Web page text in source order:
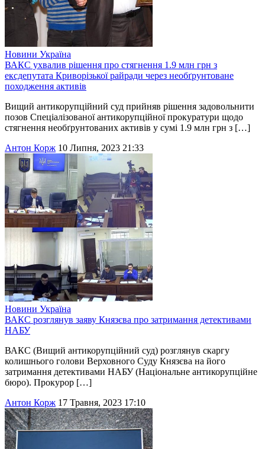
Новини Україна
ВАКС ухвалив рішення про стягнення 1.9 млн грн з
ексдепутата Криворізької райради через необґрунтоване
походження активів
Вищий антикорупційний суд прийняв рішення задовольнити
позов Спеціалізованої антикорупційної прокуратури щодо
стягнення необґрунтованих активів у сумі 1.9 млн грн з […]
Антон Корж 10 Липня, 2023 21:33
Новини Україна
ВАКС розглянув заяву Князєва про затримання детективами
НАБУ
ВАКС (Вищий антикорупційний суд) розглянув скаргу
колишнього голови Верховного Суду Князєва на його
затримання детективами НАБУ (Національне антикорупційне
бюро). Прокурор […]
Антон Корж 17 Травня, 2023 17:10